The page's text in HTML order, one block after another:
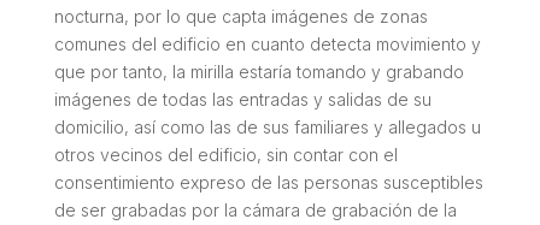
nocturna, por lo que capta imágenes de zonas
comunes del edificio en cuanto detecta movimiento y
que por tanto, la mirilla estaría tomando y grabando
imágenes de todas las entradas y salidas de su
domicilio, así como las de sus familiares y allegados u
otros vecinos del edificio, sin contar con el
consentimiento expreso de las personas susceptibles
de ser grabadas por la cámara de grabación de la